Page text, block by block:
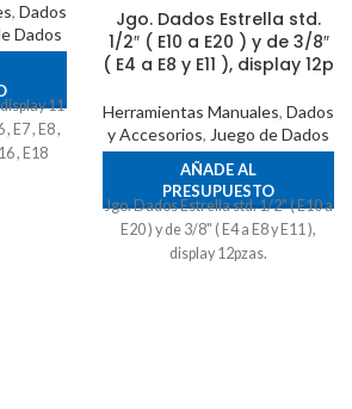
, Dados
Dados
11
E7 , E8 ,
, E18
Jgo. Dados Estrella std.
1/2″ ( E10 a E20 ) y de 3/8″
( E4 a E8 y E11 ), display 12p
Herramientas Manuales, Dados
y Accesorios, Juego de Dados
AÑADE AL
PRESUPUESTO
Jgo. Dados Estrella std. 1/2" ( E10 a
E20 ) y de 3/8" ( E4 a E8 y E11 ),
display 12pzas.